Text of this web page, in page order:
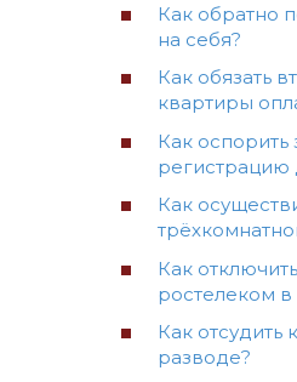
Как обратно
на себя?
Как обязать
квартиры
Как оспорить
регистрацию
Как
Как
ростелеком
Как отсудить
разводе?